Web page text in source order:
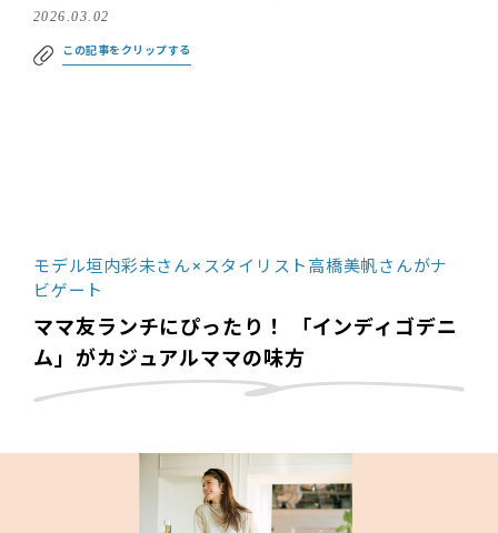
2026.03.02
この記事をクリップする
モデル垣内彩未さん×スタイリスト高橋美帆さんがナ
ビゲート
ママ友ランチにぴったり！ 「インディゴデニ
ム」がカジュアルママの味方